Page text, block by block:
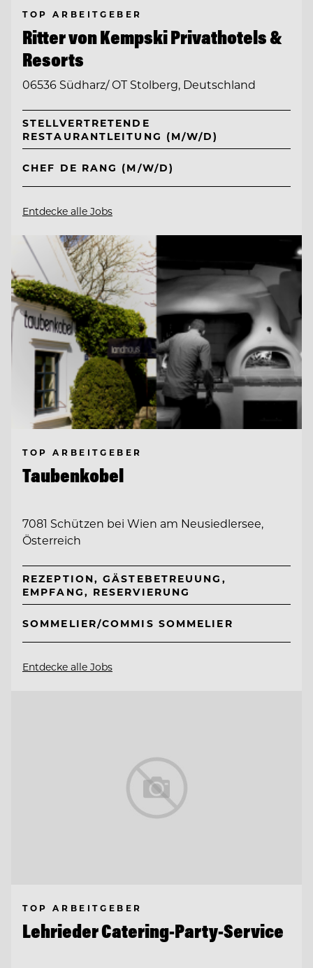
TOP ARBEITGEBER
Ritter von Kempski Privathotels &
Resorts
06536 Südharz/ OT Stolberg, Deutschland
STELLVERTRETENDE
RESTAURANTLEITUNG (M/W/D)
CHEF DE RANG (M/W/D)
Entdecke alle Jobs
TOP ARBEITGEBER
Taubenkobel
7081 Schützen bei Wien am Neusiedlersee,
Österreich
REZEPTION, GÄSTEBETREUUNG,
EMPFANG, RESERVIERUNG
SOMMELIER/COMMIS SOMMELIER
Entdecke alle Jobs
TOP ARBEITGEBER
Lehrieder Catering-Party-Service